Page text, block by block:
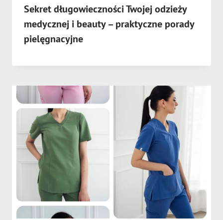
Sekret długowieczności Twojej odzieży
medycznej i beauty – praktyczne porady
pielęgnacyjne